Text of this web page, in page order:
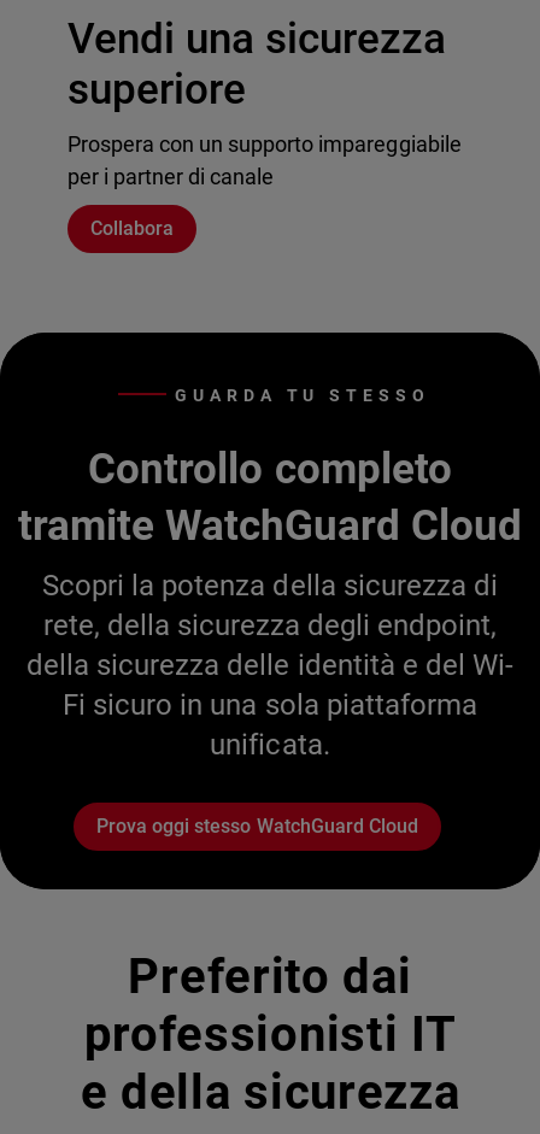
Vendi una sicurezza
superiore
Prospera con un supporto impareggiabile
per i partner di canale
Collabora
GUARDA TU STESSO
Controllo completo
tramite WatchGuard Cloud
Scopri la potenza della sicurezza di
rete, della sicurezza degli endpoint,
della sicurezza delle identità e del Wi-
Fi sicuro in una sola piattaforma
unificata.
Prova oggi stesso WatchGuard Cloud
Preferito dai
professionisti IT
e della sicurezza